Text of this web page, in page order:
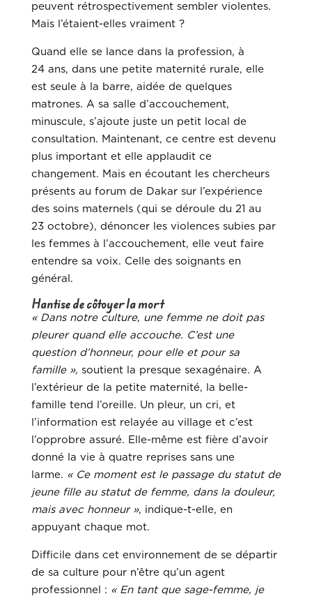
peuvent rétrospectivement sembler violentes.
Mais l’étaient-elles vraiment ?
Quand elle se lance dans la profession, à
24 ans, dans une petite maternité rurale, elle
est seule à la barre, aidée de quelques
matrones. A sa salle d’accouchement,
minuscule, s’ajoute juste un petit local de
consultation. Maintenant, ce centre est devenu
plus important et elle applaudit ce
changement. Mais en écoutant les chercheurs
présents au forum de Dakar sur l’expérience
des soins maternels (qui se déroule du 21 au
23 octobre), dénoncer les violences subies par
les femmes à l’accouchement, elle veut faire
entendre sa voix. Celle des soignants en
général.
Hantise de côtoyer la mort
« Dans notre culture, une femme ne doit pas
pleurer quand elle accouche. C’est une
question d’honneur, pour elle et pour sa
famille », soutient la presque sexagénaire. A
l’extérieur de la petite maternité, la belle-
famille tend l’oreille. Un pleur, un cri, et
l’information est relayée au village et c’est
l’opprobre assuré. Elle-même est fière d’avoir
donné la vie à quatre reprises sans une
larme. « Ce moment est le passage du statut de
jeune fille au statut de femme, dans la douleur,
mais avec honneur », indique-t-elle, en
appuyant chaque mot.
Difficile dans cet environnement de se départir
de sa culture pour n’être qu’un agent
professionnel : « En tant que sage-femme, je